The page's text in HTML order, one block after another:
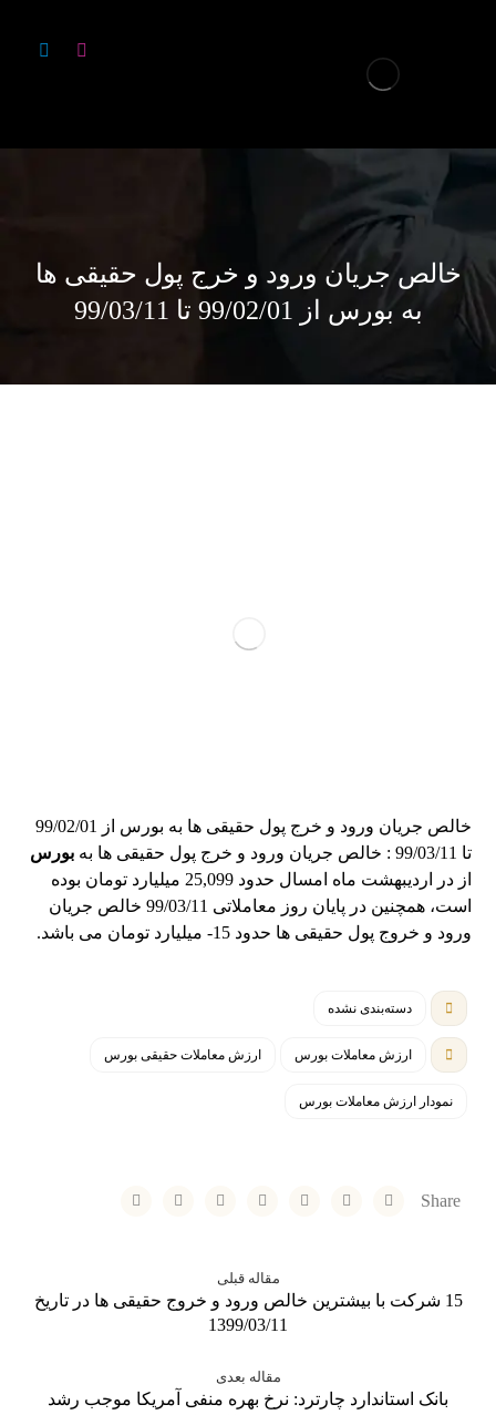
خالص جریان ورود و خرج پول حقیقی ها
به بورس از 99/02/01 تا 99/03/11
خالص جریان ورود و خرج پول حقیقی ها به بورس از 99/02/01
تا 99/03/11 : خالص جریان ورود و خرج پول حقیقی ها به
بورس
از در اردیبهشت ماه امسال حدود 25,099 میلیارد تومان بوده
است، همچنین در پایان روز معاملاتی 99/03/11 خالص جریان
ورود و خروج پول حقیقی ها حدود 15- میلیارد تومان می باشد.
دسته‌بندی نشده
ارزش معاملات بورس ارزش معاملات حقیقی بورس
نمودار ارزش معاملات بورس
مقاله قبلی
15 شرکت با بیشترین خالص ورود و خروج حقیقی ها در تاریخ
1399/03/11
مقاله بعدی
بانک استاندارد چارترد: نرخ بهره منفی آمریکا موجب رشد